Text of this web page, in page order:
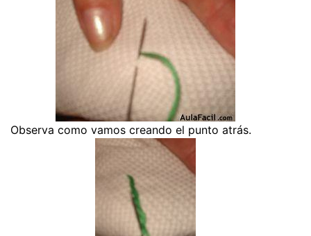
Observa como vamos creando el punto atrás.